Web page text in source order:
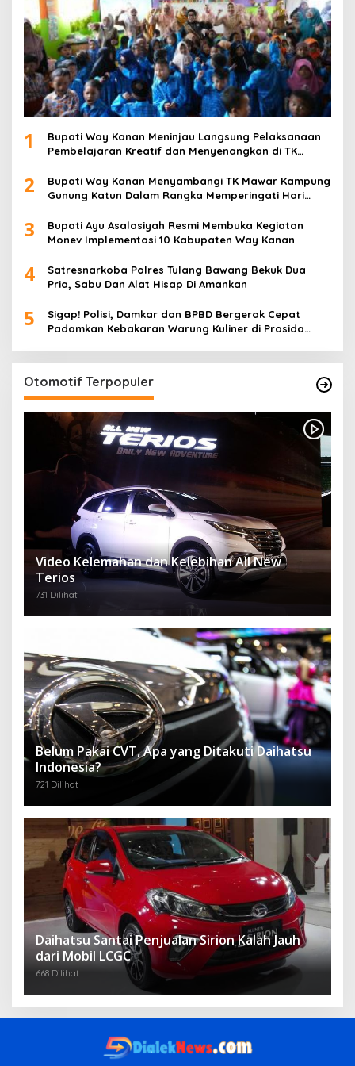
1
Bupati Way Kanan Meninjau Langsung Pelaksanaan
Pembelajaran Kreatif dan Menyenangkan di TK
2
Bupati Way Kanan Menyambangi TK Mawar Kampung
Gunung Katun Dalam Rangka Memperingati Hari
3
Bupati Ayu Asalasiyah Resmi Membuka Kegiatan
Monev Implementasi 10 Kabupaten Way Kanan
4
Satresnarkoba Polres Tulang Bawang Bekuk Dua
Pria, Sabu Dan Alat Hisap Di Amankan
5
Sigap! Polisi, Damkar dan BPBD Bergerak Cepat
Padamkan Kebakaran Warung Kuliner di Prosida
Otomotif Terpopuler
Video Kelemahan dan Kelebihan All New
Terios
731 Dilihat
Belum Pakai CVT, Apa yang Ditakuti Daihatsu
Indonesia?
721 Dilihat
Daihatsu Santai Penjualan Sirion Kalah Jauh
dari Mobil LCGC
668 Dilihat